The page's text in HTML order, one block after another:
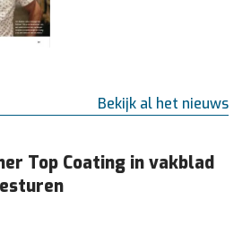
Bekijk al het nieuws
Top Coating in vakblad